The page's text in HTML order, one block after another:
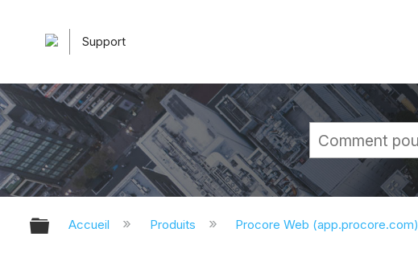
Support
Développer/réduire la hiérarchie globale
Accueil Produits Procore Web (app.procore.com)